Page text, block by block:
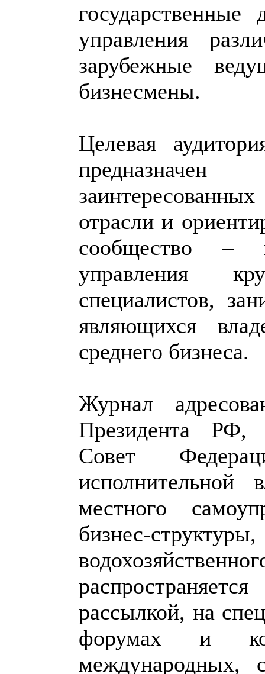
государственные
управления
зарубежные
бизнесмены.
Целевая
отрасли и
сообщество –
управления
специалистов,
являющихся
среднего бизнеса.
Журнал
Президента РФ,
Совет
местного
бизнес-
рассылкой, на
форумах и
международных,